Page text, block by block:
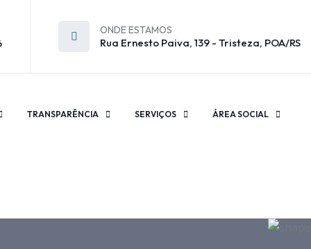
ONDE ESTAMOS
Rua Ernesto Paiva, 139 - Tristeza, POA/RS
TRANSPARÊNCIA SERVIÇOS ÁREA SOCIAL